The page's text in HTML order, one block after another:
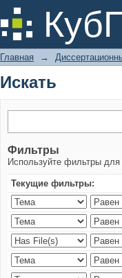
Искать
Главная →
Искать
Фильтры
Используйте фильтры для
Текущие фильтры: